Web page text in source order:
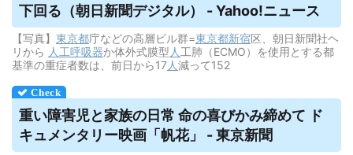
下回る（朝日新聞デジタル） - Yahoo!ニュース
【写真】 東京都庁などの高層ビル群=東京都新宿区、朝日新聞社ヘ
リから 人工呼吸器か体外式膜型 人 工肺（ECMO）を使用とする都
基準の重症者数は、前日から17 人減って152
重い障害児と家族の日常 命の喜びかみ締めて ド
キュメンタリー映画「帆花」 - 東京新聞